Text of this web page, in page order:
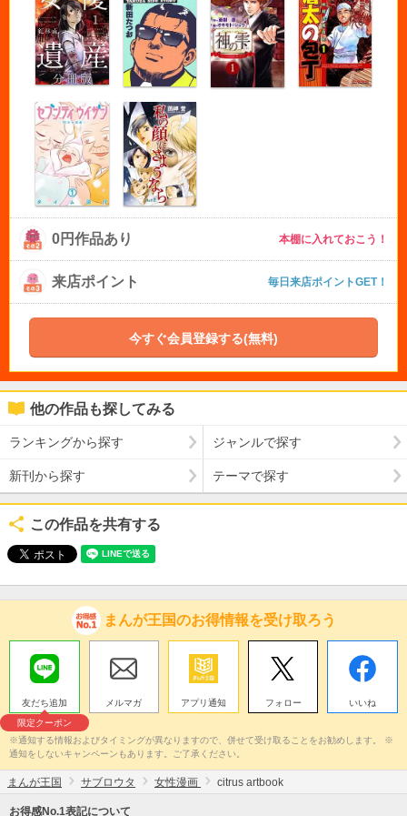
0円作品あり 本棚に入れておこう！
来店ポイント 毎日来店ポイントGET！
今すぐ会員登録する(無料)
他の作品も探してみる
ランキングから探す ジャンルで探す
新刊から探す テーマで探す
この作品を共有する
まんが王国のお得情報を受け取ろう
友だち追加
限定クーポン
メルマガ アプリ通知 フォロー いいね
※通知する情報およびタイミングが異なりますので、併せて受け取ることをお勧めします。 ※
通知をしないキャンペーンもあります。ご了承ください。
まんが王国 サブロウタ 女性漫画 citrus artbook
お得感No.1表記について